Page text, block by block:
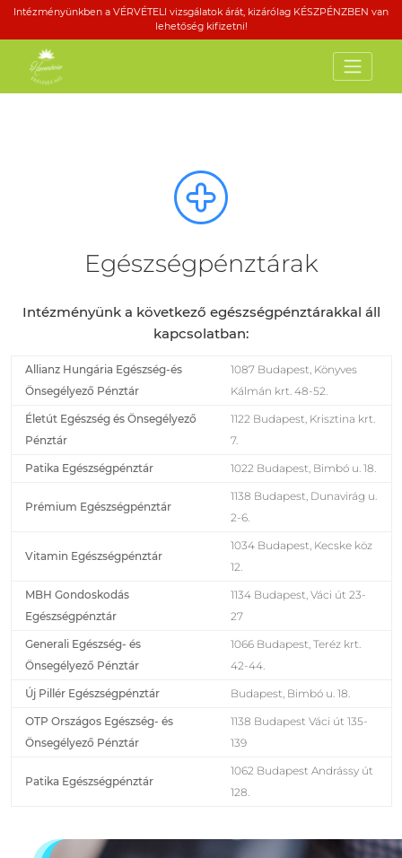
Intézményünkben a VÉRVÉTELI vizsgálatok árát, kizárólag KÉSZPÉNZBEN van
lehetőség kifizetni!
Egészségpénztárak
Intézményünk a következő egészségpénztárakkal áll
kapcsolatban:
Allianz Hungária Egészség-és
Önsegélyező Pénztár
1087 Budapest, Könyves
Kálmán krt. 48-52.
Életút Egészség és Önsegélyező
Pénztár
1122 Budapest, Krisztina krt.
7.
Patika Egészségpénztár 1022 Budapest, Bimbó u. 18.
Prémium Egészségpénztár
1138 Budapest, Dunavirág u.
2-6.
Vitamin Egészségpénztár
1034 Budapest, Kecske köz
12.
MBH Gondoskodás
Egészségpénztár
1134 Budapest, Váci út 23-
27
Generali Egészség- és
Önsegélyező Pénztár
1066 Budapest, Teréz krt.
42-44.
Új Pillér Egészségpénztár Budapest, Bimbó u. 18.
OTP Országos Egészség- és
Önsegélyező Pénztár
1138 Budapest Váci út 135-
139
Patika Egészségpénztár
1062 Budapest Andrássy út
128.